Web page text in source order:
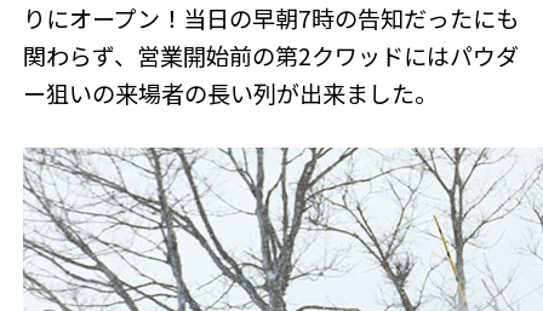
りにオープン！当日の早朝7時の告知だったにも
関わらず、営業開始前の第2クワッドにはパウダ
ー狙いの来場者の長い列が出来ました。